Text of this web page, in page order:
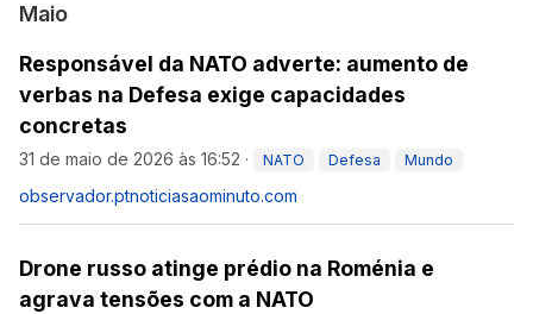
Maio
Responsável da NATO adverte: aumento de
verbas na Defesa exige capacidades
concretas
31 de maio de 2026 às 16:52 · NATO Defesa Mundo
observador.ptnoticiasaominuto.com
Drone russo atinge prédio na Roménia e
agrava tensões com a NATO